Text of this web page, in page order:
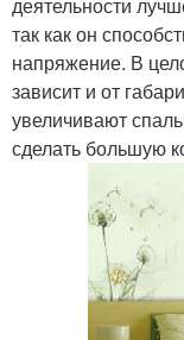
так как он
напряжение. В
зависит и от
увеличивают
сделать большую